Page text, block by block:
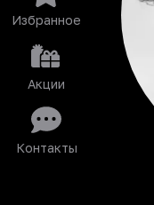
Избранное
Акции
Контакты